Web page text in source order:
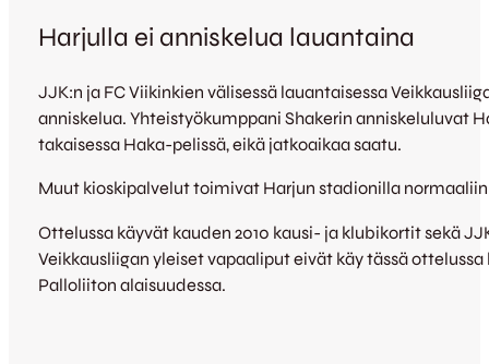
Harjulla ei anniskelua lauantaina
JJK:n ja FC Viikinkien välisessä lauantaisessa
anniskelua. Yhteistyökumppani Shakerin anniskeluluvat
takaisessa Haka-pelissä, eikä jatkoaikaa saatu.
Muut kioskipalvelut toimivat Harjun stadionilla
Ottelussa käyvät kauden 2010 kausi- ja klubikortit sekä
Veikkausliigan yleiset vapaaliput eivät käy tässä
Palloliiton alaisuudessa.